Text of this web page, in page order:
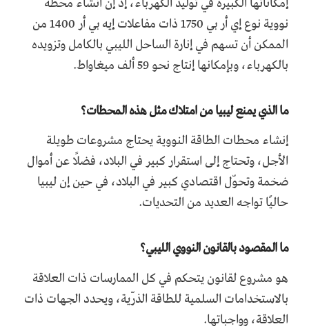
نووية نوع إي أر بي 1750 ذات مفاعلات إيه بي أر 1400 من
الممكن أن تسهم في إنارة الساحل الليبي بالكامل وتزويده
بالكهرباء، وبإمكانها إنتاج نحو 59 ألف ميغاواط.
ما الذي يمنع ليبيا من امتلاك مثل هذه المحطات؟
إنشاء محطات الطاقة النووية يحتاج مشروعات طويلة
الأجل، وتحتاج إلى استقرار كبير في البلاد، فضلًا عن أموال
ضخمة وتحوّل اقتصادي كبير في البلاد، في حين إن ليبيا
حاليًا تواجه العديد من التحديات.
ما المقصود بالقانون النووي الليبي؟
هو مشروع لقانون يتحكم في كل الممارسات ذات العلاقة
بالاستخدامات السلمية للطاقة الذرّية، ويحدد الجهات ذات
العلاقة، وواجباتها.